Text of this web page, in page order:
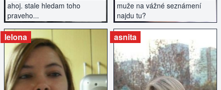
ahoj. stale hledam toho
praveho...
muže na vážné seznámení
najdu tu?
lelona
ZOBRAZIT INZERÁT
asnita
ZOBRAZIT INZERÁT